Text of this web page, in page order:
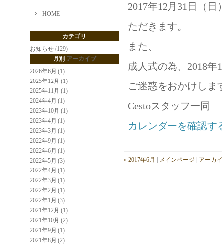
2017年12月31日（
ただきます。
また、
成人式の為、2018
ご迷惑をおかけしま
Cestoスタッフ一同
カレンダーを確認
« 2017年6月 メインページ アーカ
HOME
カテゴリ
お知らせ (129)
月別 アーカイブ
2026年6月 (1)
2025年12月 (1)
2025年11月 (1)
2024年4月 (1)
2023年10月 (1)
2023年4月 (1)
2023年3月 (1)
2022年9月 (1)
2022年6月 (1)
2022年5月 (3)
2022年4月 (1)
2022年3月 (1)
2022年2月 (1)
2022年1月 (3)
2021年12月 (1)
2021年10月 (2)
2021年9月 (1)
2021年8月 (2)